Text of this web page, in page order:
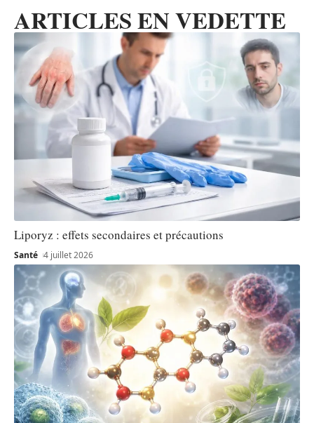
ARTICLES EN VEDETTE
Liporyz : effets secondaires et précautions
Santé 4 juillet 2026